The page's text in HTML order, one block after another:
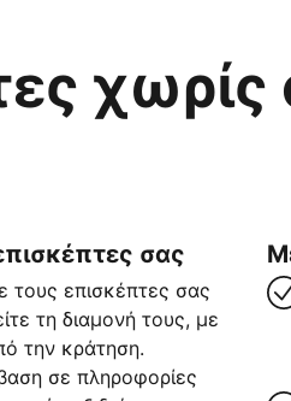
χωρίς
σας
τους επισκέπτες σας
τη διαμονή τους, με
την κράτηση.
σε πληροφορίες